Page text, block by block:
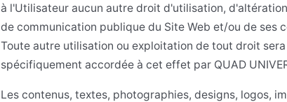
à l'Utilisateur aucun autre droit d'utilisation,
de communication publique du Site Web et/ou de ses
Toute autre utilisation ou exploitation de tout droit
spécifiquement accordée à cet effet par QUAD
Les contenus, textes, photographies, designs, logos,